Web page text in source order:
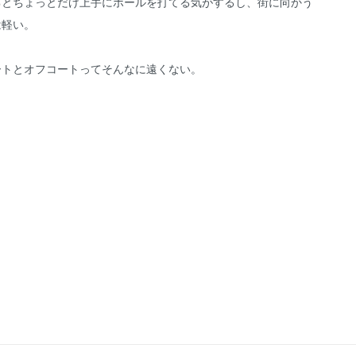
い。
とオフコートってそんなに遠くない。